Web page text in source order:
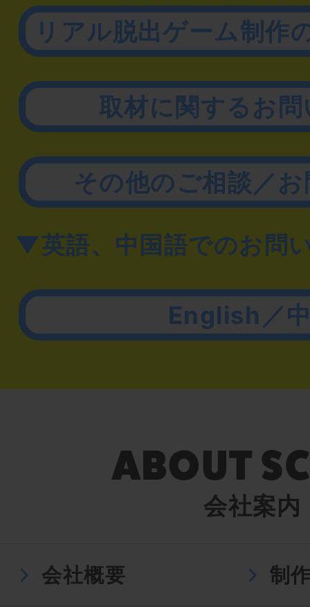
リアル脱出ゲーム制作
取材に関するお
その他のご相談／
▼英語、中国語でのお問
English／
会社案内
会社概要 制